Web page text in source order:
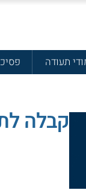
תעודה
קבלה